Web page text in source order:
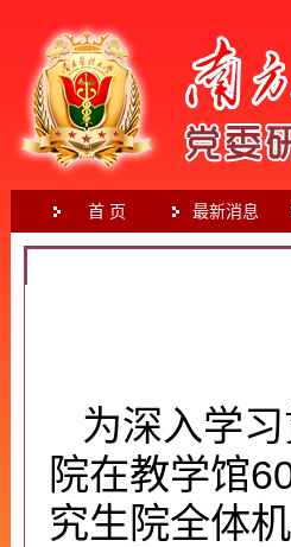
首 页 最新消息
为深入学
院在教学馆
究生院全体